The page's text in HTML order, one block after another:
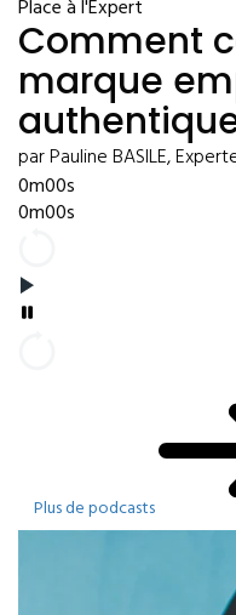
Place à l'Expert
Comment
marque
par Pauline BASILE,
0m00s
0m00s
Plus de podcasts